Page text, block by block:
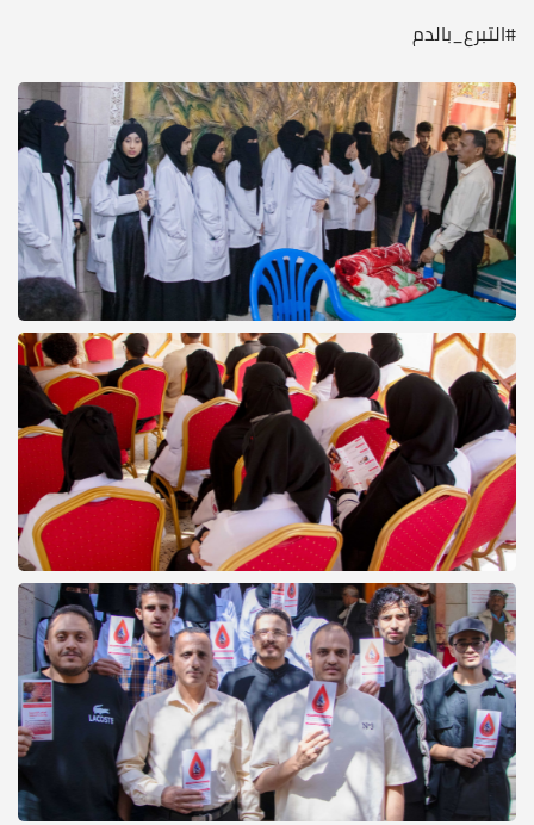
#التبرع_بالدم